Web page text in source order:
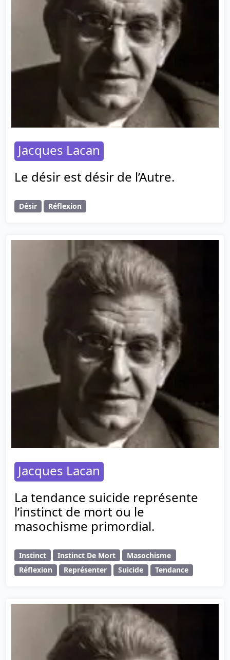
Jacques Lacan
Le désir est désir de l’Autre.
Désir Réflexion
Jacques Lacan
La tendance suicide représente
l’instinct de mort ou le
masochisme primordial.
Instinct Instinct De Mort
Masochisme
Réflexion
Représenter Suicide Tendance